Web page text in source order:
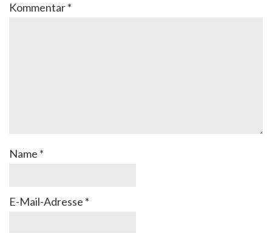
Kommentar*
Name *
E-Mail-Adresse *